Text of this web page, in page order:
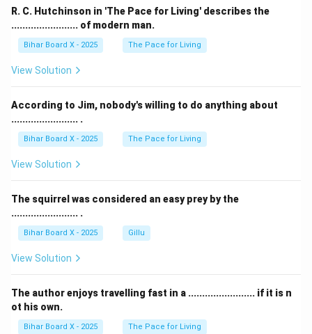
R. C. Hutchinson in 'The Pace for Living' describes the
........................ of modern man.
Bihar Board X - 2025 The Pace for Living
View Solution
According to Jim, nobody's willing to do anything about
........................ .
Bihar Board X - 2025 The Pace for Living
View Solution
The squirrel was considered an easy prey by the
........................ .
Bihar Board X - 2025 Gillu
View Solution
The author enjoys travelling fast in a ........................ if it is n
ot his own.
Bihar Board X - 2025 The Pace for Living